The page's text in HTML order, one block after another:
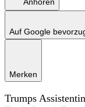
Auf Google
Merken
Trumps